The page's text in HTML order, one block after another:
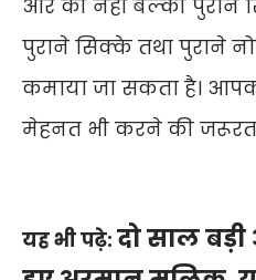
और की नहीं बल्की पुराने
पुराने सिक्के तथा पुराने
कमाया जा सकता है।
मेहनत भी करने की जरूरत
यह भी पढ़े: दो साल